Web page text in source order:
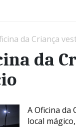
da Criança
da
A Oficina da
local